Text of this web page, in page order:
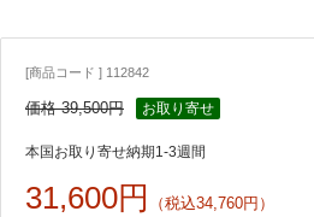
[商品コード ] 112842
価格 39,500円 お取り寄せ
本国お取り寄せ納期1-3週間
31,600円 （税込34,760円）